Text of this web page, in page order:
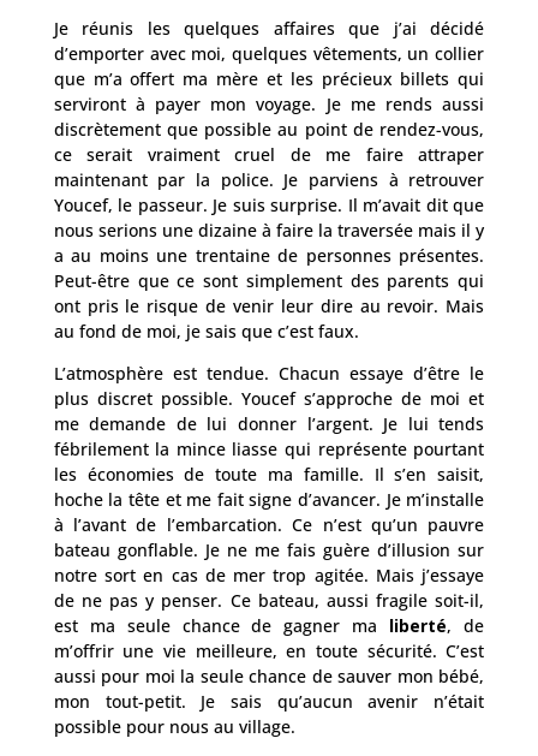
Je réunis les quelques affaires que j’ai décidé
d’emporter avec moi, quelques vêtements, un collier
que m’a offert ma mère et les précieux billets qui
serviront à payer mon voyage. Je me rends aussi
discrètement que possible au point de rendez-vous,
ce serait vraiment cruel de me faire attraper
maintenant par la police. Je parviens à retrouver
Youcef, le passeur. Je suis surprise. Il m’avait dit que
nous serions une dizaine à faire la traversée mais il y
a au moins une trentaine de personnes présentes.
Peut-être que ce sont simplement des parents qui
ont pris le risque de venir leur dire au revoir. Mais
au fond de moi, je sais que c’est faux.
L’atmosphère est tendue. Chacun essaye d’être le
plus discret possible. Youcef s’approche de moi et
me demande de lui donner l’argent. Je lui tends
fébrilement la mince liasse qui représente pourtant
les économies de toute ma famille. Il s’en saisit,
hoche la tête et me fait signe d’avancer. Je m’installe
à l’avant de l’embarcation. Ce n’est qu’un pauvre
bateau gonflable. Je ne me fais guère d’illusion sur
notre sort en cas de mer trop agitée. Mais j’essaye
de ne pas y penser. Ce bateau, aussi fragile soit-il,
est ma seule chance de gagner ma liberté, de
m’offrir une vie meilleure, en toute sécurité. C’est
aussi pour moi la seule chance de sauver mon bébé,
mon tout-petit. Je sais qu’aucun avenir n’était
possible pour nous au village.